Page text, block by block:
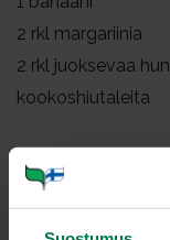
2 rkl margariinia
2 rkl juoksevaa
kookoshiutaleita
Poista pitkittäin
keskusta. Kuori
hedelmäliha